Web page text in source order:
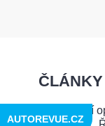
AUTOREVUE.CZ